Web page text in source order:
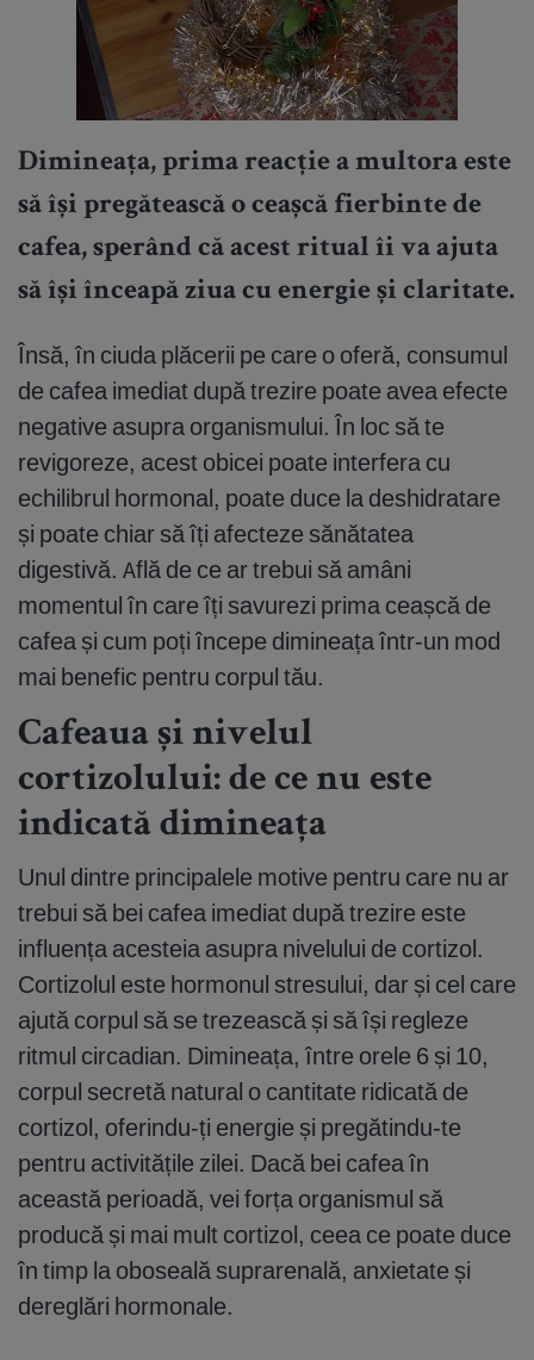
Dimineața, prima reacție a multora este
să își pregătească o ceașcă fierbinte de
cafea, sperând că acest ritual îi va ajuta
să își înceapă ziua cu energie și claritate.
Însă, în ciuda plăcerii pe care o oferă, consumul
de cafea imediat după trezire poate avea efecte
negative asupra organismului. În loc să te
revigoreze, acest obicei poate interfera cu
echilibrul hormonal, poate duce la deshidratare
și poate chiar să îți afecteze sănătatea
digestivă. Află de ce ar trebui să amâni
momentul în care îți savurezi prima ceașcă de
cafea și cum poți începe dimineața într-un mod
mai benefic pentru corpul tău.
Cafeaua și nivelul
cortizolului: de ce nu este
indicată dimineața
Unul dintre principalele motive pentru care nu ar
trebui să bei cafea imediat după trezire este
influența acesteia asupra nivelului de cortizol.
Cortizolul este hormonul stresului, dar și cel care
ajută corpul să se trezească și să își regleze
ritmul circadian. Dimineața, între orele 6 și 10,
corpul secretă natural o cantitate ridicată de
cortizol, oferindu-ți energie și pregătindu-te
pentru activitățile zilei. Dacă bei cafea în
această perioadă, vei forța organismul să
producă și mai mult cortizol, ceea ce poate duce
în timp la oboseală suprarenală, anxietate și
dereglări hormonale.